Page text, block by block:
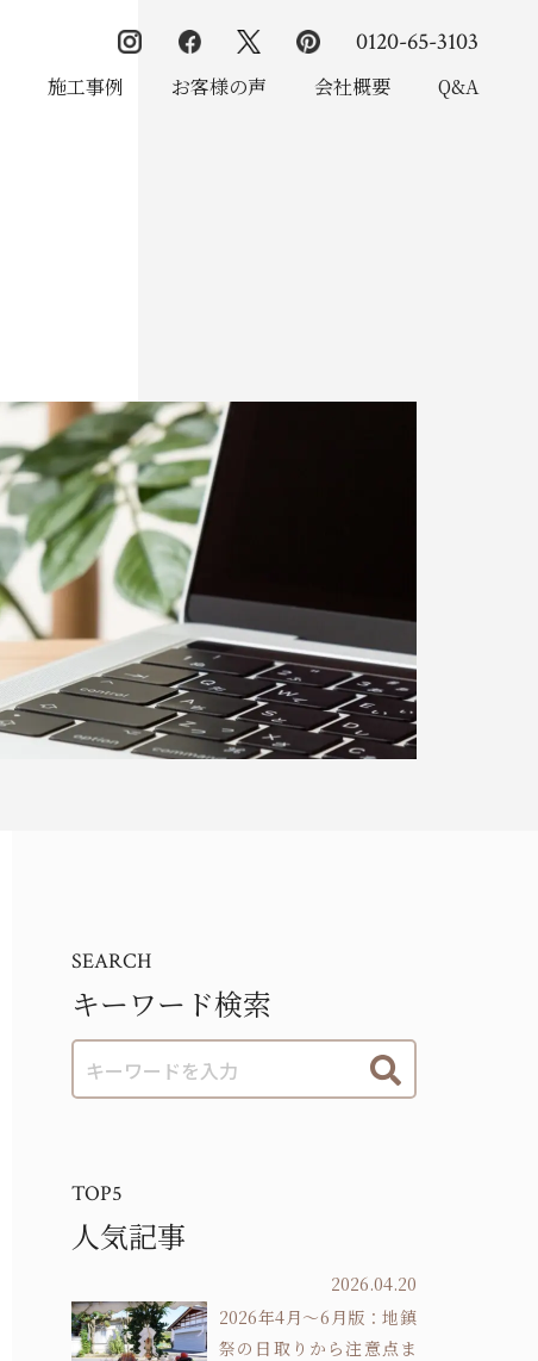
0120-65-3103
施工事例 お客様の声 会社概要 Q&A
SEARCH
キーワード検索
TOP5
人気記事
2026.04.20
2026年4月～6月版：地鎮
祭の日取りから注意点ま